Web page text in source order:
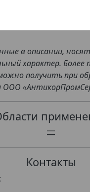
в описании,
характер. Более
получить при
ООО
Контакты